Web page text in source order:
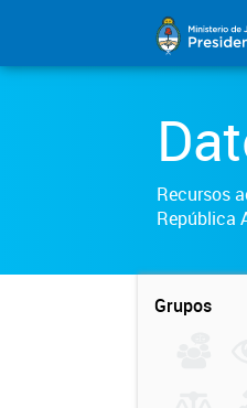
Recursos
República
Grupos